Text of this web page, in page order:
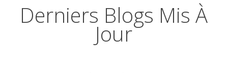
Derniers Blogs Mis À
Jour